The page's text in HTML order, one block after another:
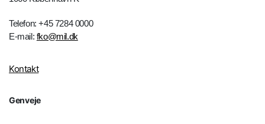
Telefon: +45 7284 0000
E-mail: fko@mil.dk
Kontakt
Genveje